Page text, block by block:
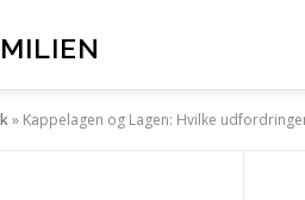
» Kappelagen og Lagen: Hvilke